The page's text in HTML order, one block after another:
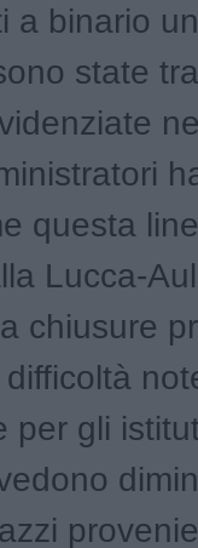
a binario
state
questa
Lucca-
chiusure
per gli